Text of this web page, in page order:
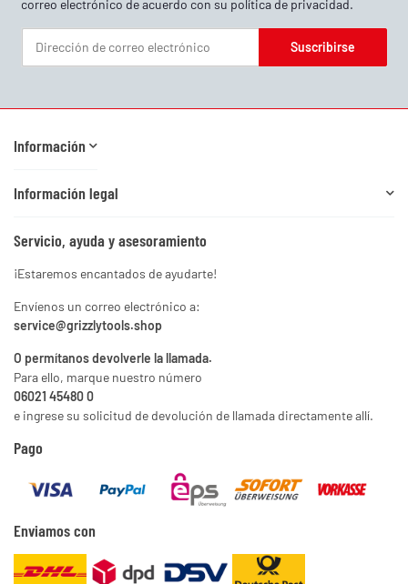
correo electrónico de acuerdo con su política de privacidad.
Suscribirse
Información
Información legal
Servicio, ayuda y asesoramiento
¡Estaremos encantados de ayudarte!
Envíenos un correo electrónico a:
service@grizzlytools.shop
O permítanos devolverle la llamada.
Para ello, marque nuestro número
06021 45480 0
e ingrese su solicitud de devolución de llamada directamente allí.
Pago
Enviamos con